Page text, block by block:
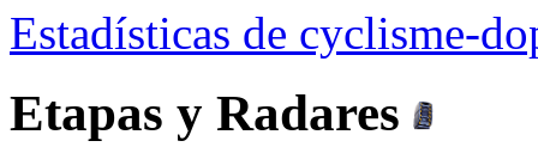
Estadísticas de cyclisme-
Etapas y Radares